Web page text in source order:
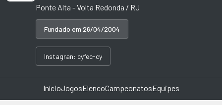
Ponte Alta - Volta Redonda / RJ
Fundado em 26/04/2004
Instagran: cyfec-cy
InícioJogosElencoCampeonatosEquipes